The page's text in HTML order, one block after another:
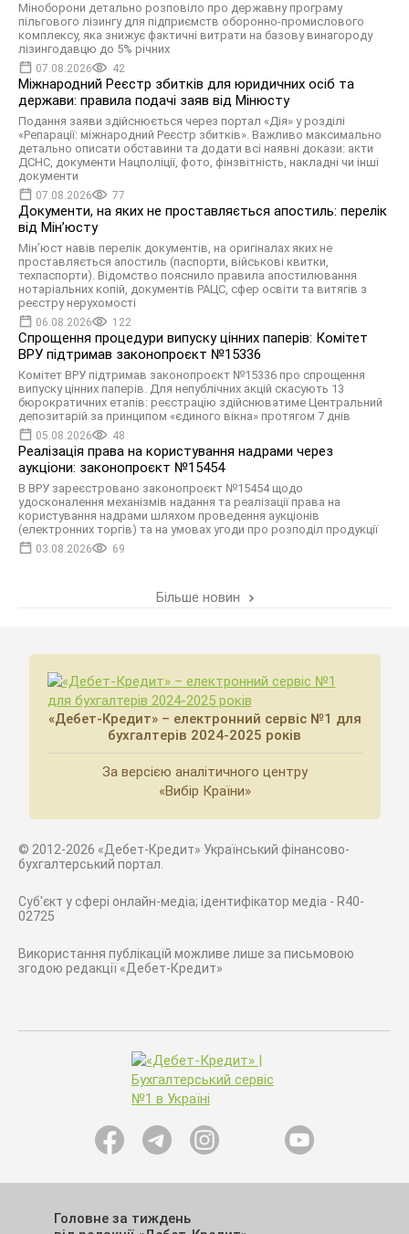
Міноборони детально розповіло про державну програму
пільгового лізингу для підприємств оборонно-промислового
комплексу, яка знижує фактичні витрати на базову винагороду
лізингодавцю до 5% річних
07.08.2026 42
Міжнародний Реєстр збитків для юридичних осіб та
держави: правила подачі заяв від Мінюсту
Подання заяви здійснюється через портал «Дія» у розділі
«Репарації: міжнародний Реєстр збитків». Важливо максимально
детально описати обставини та додати всі наявні докази: акти
ДСНС, документи Нацполіції, фото, фінзвітність, накладні чи інші
документи
07.08.2026 77
Документи, на яких не проставляється апостиль: перелік
від Мін’юсту
Мін’юст навів перелік документів, на оригіналах яких не
проставляється апостиль (паспорти, військові квитки,
техпаспорти). Відомство пояснило правила апостилювання
нотаріальних копій, документів РАЦС, сфер освіти та витягів з
реєстру нерухомості
06.08.2026 122
Спрощення процедури випуску цінних паперів: Комітет
ВРУ підтримав законопроєкт №15336
Комітет ВРУ підтримав законопроєкт №15336 про спрощення
випуску цінних паперів. Для непублічних акцій скасують 13
бюрократичних етапів: реєстрацію здійснюватиме Центральний
депозитарій за принципом «єдиного вікна» протягом 7 днів
05.08.2026 48
Реалізація права на користування надрами через
аукціони: законопроєкт №15454
В ВРУ зареєстровано законопроєкт №15454 щодо
удосконалення механізмів надання та реалізації права на
користування надрами шляхом проведення аукціонів
(електронних торгів) та на умовах угоди про розподіл продукції
03.08.2026 69
Більше новин
«Дебет-Кредит» – електронний сервіс №1 для
бухгалтерів 2024-2025 років
За версією аналітичного центру
«Вибір Країни»
© 2012-2026 «Дебет-Кредит» Український фінансово-
бухгалтерський портал.
Суб'єкт у сфері онлайн-медіа; ідентифікатор медіа - R40-
02725
Використання публікацій можливе лише за письмовою
згодою редакції «Дебет-Кредит»
Головне за тиждень